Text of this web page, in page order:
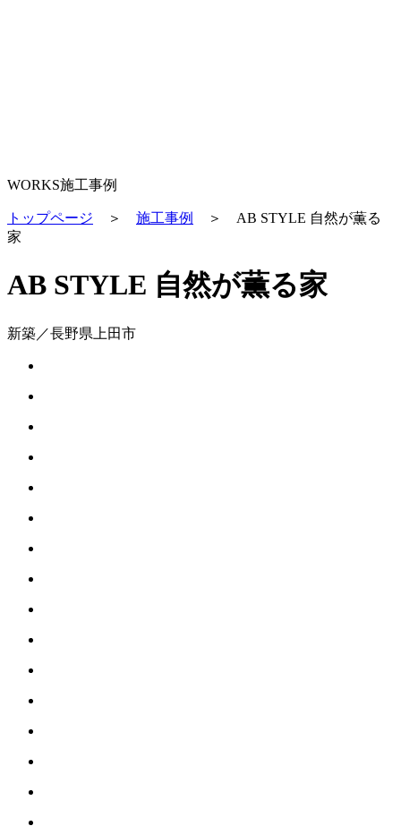
WORKS施工事例
トップページ ＞ 施工事例 ＞ AB STYLE 自然が薫る
家
AB STYLE 自然が薫る家
新築／長野県上田市